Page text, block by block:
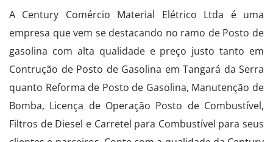
A Century Comércio Material Elétrico Ltda é uma
empresa que vem se destacando no ramo de Posto de
gasolina com alta qualidade e preço justo tanto em
Contrução de Posto de Gasolina em Tangará da Serra
quanto Reforma de Posto de Gasolina, Manutenção de
Bomba, Licença de Operação Posto de Combustível,
Filtros de Diesel e Carretel para Combustível para seus